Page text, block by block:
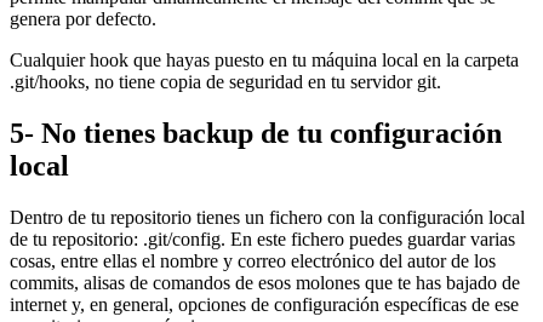
genera por defecto.
Cualquier hook que hayas puesto en tu máquina local en la carpeta
.git/hooks, no tiene copia de seguridad en tu servidor git.
5- No tienes backup de tu configuración
local
Dentro de tu repositorio tienes un fichero con la configuración local
de tu repositorio: .git/config. En este fichero puedes guardar varias
cosas, entre ellas el nombre y correo electrónico del autor de los
commits, alisas de comandos de esos molones que te has bajado de
internet y, en general, opciones de configuración específicas de ese